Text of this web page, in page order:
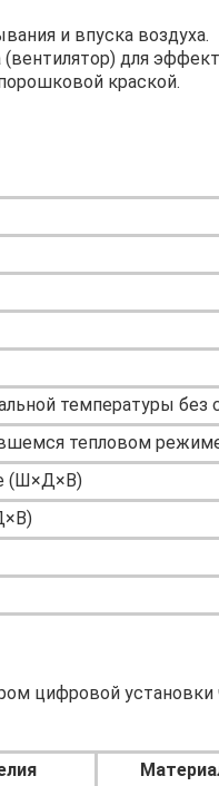
и впуска воздуха.
для
краской.
температуры без
тепловом
(Ш×Д×В)
цифровой